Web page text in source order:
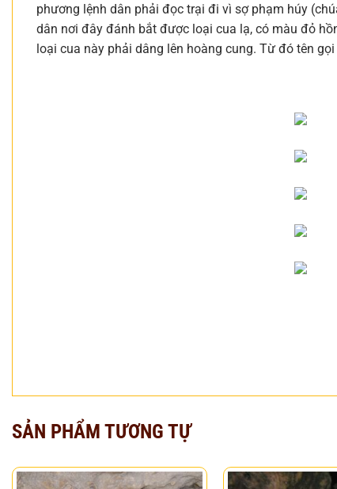
phương lệnh dân phải đọc trại đi vì sợ phạm húy
dân nơi đây đánh bắt được loại cua lạ, có màu đỏ
loại cua này phải dâng lên hoàng cung. Từ đó tên
SẢN PHẨM TƯƠNG TỰ